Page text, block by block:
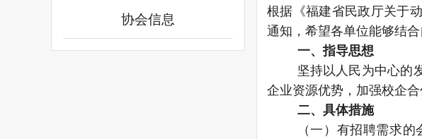
协会信息
根据《福建省民政厅关于
通知，希望各单位能够结
一、指导思想
坚持以人民为中心的
企业资源优势，加强校企
二、具体措施
（一）有招聘需求